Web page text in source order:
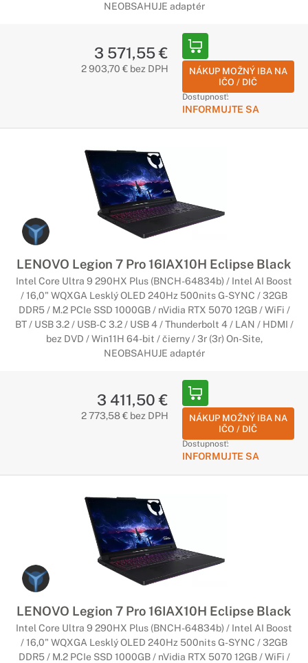
NEOBSAHUJE adaptér
3 571,55 €
2 903,70 € bez DPH
NÁKUP MOŽNÝ IBA NA
IČO / DIČ
Dostupnosť:
INFORMUJTE SA
LENOVO Legion 7 Pro 16IAX10H Eclipse Black
Intel Core Ultra 9 290HX Plus (BNCH-64834b) / Intel AI Boost
/ 16,0" WQXGA Lesklý OLED 240Hz 500nits G-SYNC / 32GB
DDR5 / M.2 PCIe SSD 1000GB / nVidia RTX 5070 12GB / WiFi /
BT / USB 3.2 / USB-C 3.2 / USB 4 / Thunderbolt 4 / LAN / HDMI /
bez DVD / Win11H 64-bit / čierny / 3r (3r) On-Site,
NEOBSAHUJE adaptér
3 411,50 €
2 773,58 € bez DPH
NÁKUP MOŽNÝ IBA NA
IČO / DIČ
Dostupnosť:
INFORMUJTE SA
LENOVO Legion 7 Pro 16IAX10H Eclipse Black
Intel Core Ultra 9 290HX Plus (BNCH-64834b) / Intel AI Boost
/ 16,0" WQXGA Lesklý OLED 240Hz 500nits G-SYNC / 32GB
DDR5 / M.2 PCIe SSD 1000GB / nVidia RTX 5070 12GB / WiFi /